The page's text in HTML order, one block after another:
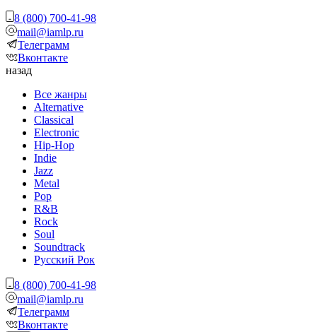
8 (800) 700-41-98
mail@iamlp.ru
Телеграмм
Вконтакте
назад
Все жанры
Alternative
Classical
Electronic
Hip-Hop
Indie
Jazz
Metal
Pop
R&B
Rock
Soul
Soundtrack
Русский Рок
8 (800) 700-41-98
mail@iamlp.ru
Телеграмм
Вконтакте